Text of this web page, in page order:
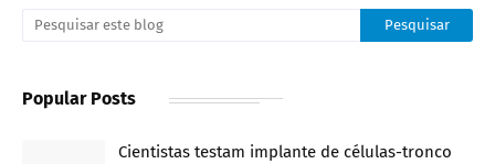
Popular Posts
Cientistas testam implante de células-tronco